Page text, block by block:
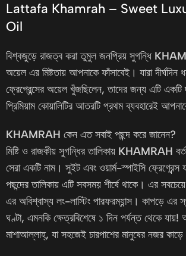
Lattafa Khamrah – Sweet
Oil
বিশ্বজুড়ে রাজত্ব করা তুমুল জনপ্রিয় সুগন্ধি
অয়েল এর মিষ্টতায় আপনাকে ফাঁসাবেই। যারা দীর্ঘদিন
ফ্রেগ্রেন্সের অয়েল খুঁজছিলেন, তাদের জন্য এটি
প্রিমিয়াম কোয়ালিটির আতরটি প্রথম ব্যবহারেই
KHAMRAH কেন এত সবাই পছন্দ করে জানেন?
মিষ্টি ও রাজকীয় সুগন্ধির তালিকায় KHAMRAH
সেরা একটি নাম। সুইট এবং ওয়ার্ম-স্পাইসি ফ্রেগ্রেন্স
পছন্দের তালিকায় এটি সবসময় শীর্ষে থাকে। এর
এর অবিশ্বাস্য লং-লাস্টিং পারফরম্যান্স। কাপড়ে এর
ঘণ্টা, এমনকি ক্ষেত্রবিশেষে ১ দিন পর্যন্ত থেকে
মাশাআল্লাহ্, যা সহজেই চারপাশের মানুষের নজর